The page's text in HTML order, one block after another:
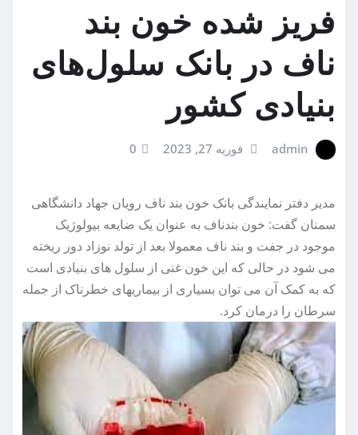
فریز شده خون بند
ناف در بانک سلول‌های
بنیادی کشور
admin فوریه 27, 2023 0
مدیر دفتر نمایندگی بانک خون بند ناف رویان جهاد دانشگاهی
سمنان گفت: خون بندناف به عنوان یک ضایعه بیولوژیک
موجود در جفت و بند ناف معمولا بعد از تولد نوزاد دور ریخته
می شود در حالی که این خون غنی از سلول های بنیادی است
که به کمک آن می توان بسیاری از بیماریهای خطرناک از جمله
سرطان را درمان کرد.